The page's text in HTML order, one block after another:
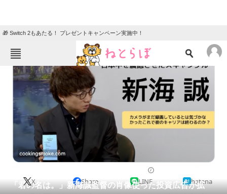
🎁 Switch 2もあたる！ プレゼントキャンペーン実施中！
ねとらぼメニュー
ニュース
エンタメ クイズ
グルメ
教育・育児
動物 リサーチ
会員記事
「君の名は。」新海誠監督の肖像使った投資広告が拡
X Share LINE hatena